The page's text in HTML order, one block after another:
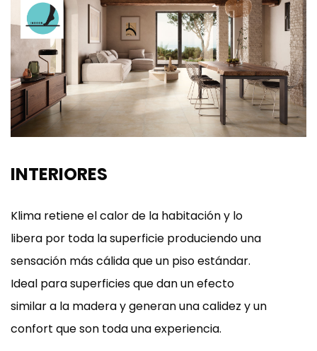
INTERIORES
Klima retiene el calor de la habitación y lo
libera por toda la superficie produciendo una
sensación más cálida que un piso estándar.
Ideal para superficies que dan un efecto
similar a la madera y generan una calidez y un
confort que son toda una experiencia.